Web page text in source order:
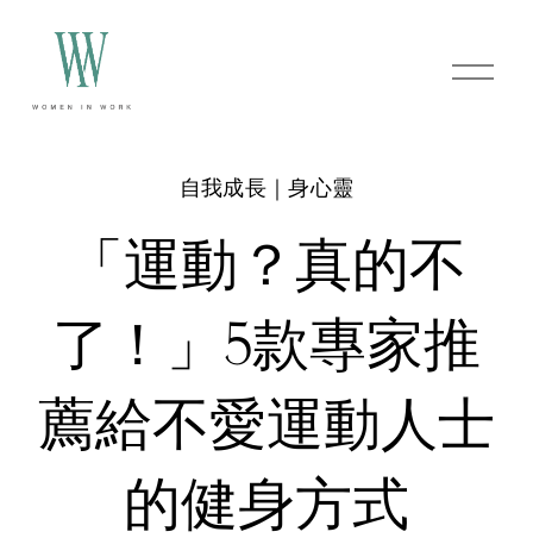
O
p
「運動？真的不
了！」5款專家推
薦給不愛運動人士
的健身方式
自我成長｜身心靈